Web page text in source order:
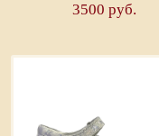
3500 руб.